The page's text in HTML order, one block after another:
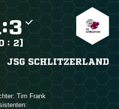
:
: 2]
JSG SCHLITZERLAND
 